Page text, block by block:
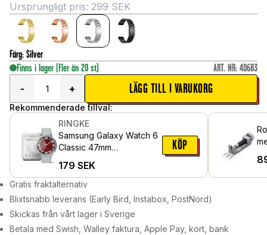
Ursprungligt pris: 299 SEK
Färg: Silver
Finns i lager (Fler än 20 st) ART. NR: 40683
-
+ LÄGG TILL I VARUKORG
Rekommenderade tillval:
RINGKE
Samsung Galaxy Watch 6
Classic 47mm
pack)
179 SEK
KÖP
Gratis fraktalternativ
Blixtsnabb leverans (Early Bird, Instabox, PostNord)
Skickas från vårt lager i Sverige
Betala med Swish, Walley faktura, Apple Pay, kort, bank